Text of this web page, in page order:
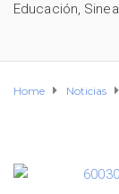
Educación,
Home Noticias